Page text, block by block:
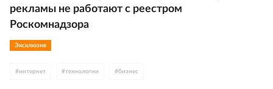
рекламы не работают с реестром
Роскомнадзора
Эксклюзив
#интернет #технологии #бизнес